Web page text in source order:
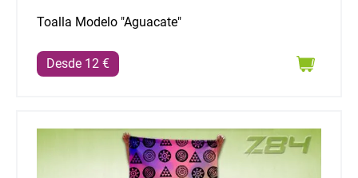
Toalla Modelo "Aguacate"
Desde 12 €
Toalla Modelo "Pintaderas arcoiris"